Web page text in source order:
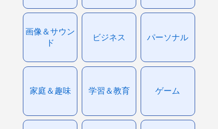
画像＆サウン
ド
ビジネス パーソナル
家庭＆趣味 学習＆教育 ゲーム